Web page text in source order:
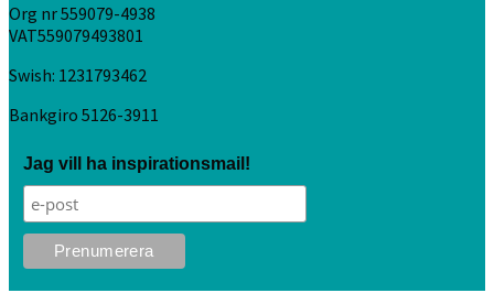
Org nr 559079-4938
VAT559079493801
Swish: 1231793462
Bankgiro 5126-3911
Jag vill ha inspirationsmail!